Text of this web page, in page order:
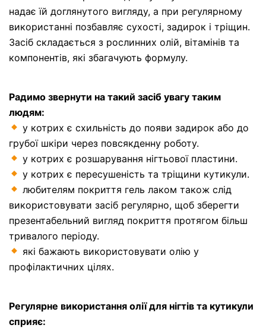
надає їй доглянутого вигляду, а при регулярному
використанні позбавляє сухості, задирок і тріщин.
Засіб складається з рослинних олій, вітамінів та
компонентів, які збагачують формулу.
Радимо звернути на такий засіб увагу таким
людям:
у котрих є схильність до появи задирок або до
грубої шкіри через повсякденну роботу.
у котрих є розшарування нігтьової пластини.
у котрих є пересушеність та тріщини кутикули.
любителям покриття гель лаком також слід
використовувати засіб регулярно, щоб зберегти
презентабельний вигляд покриття протягом більш
тривалого періоду.
які бажають використовувати олію у
профілактичних цілях.
Регулярне використання олії для нігтів та кутикули
сприяє: